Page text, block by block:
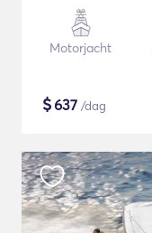
Motorjacht
$637 /dag